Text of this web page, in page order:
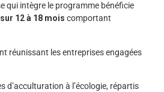
qui intègre le programme bénéficie
12 à 18 mois comportant
réunissant les entreprises engagées
d’acculturation à l’écologie, répartis